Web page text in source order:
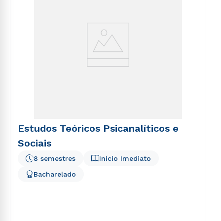
Estudos Teóricos Psicanalíticos e
Sociais
Início Imediato
8 semestres
Bacharelado